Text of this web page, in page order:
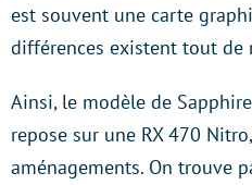
est souvent une carte
différences existent tout de
Ainsi, le modèle de
repose sur une RX 470
aménagements. On trouve